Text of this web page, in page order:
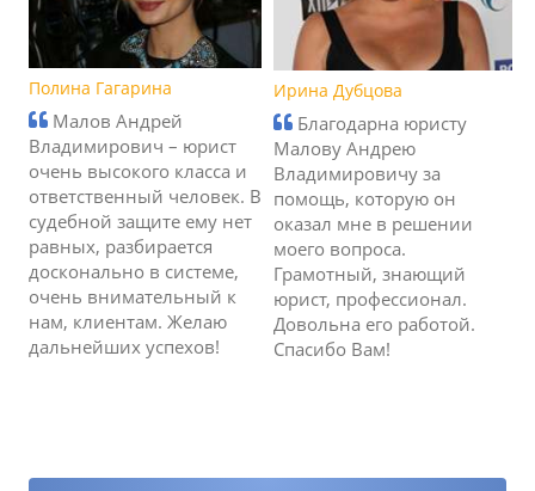
Полина Гагарина
Малов Андрей
Владимирович – юрист
очень высокого класса и
ответственный человек. В
судебной защите ему нет
равных, разбирается
досконально в системе,
очень внимательный к
нам, клиентам. Желаю
дальнейших успехов!
Ирина Дубцова
Благодарна юристу
Малову Андрею
Владимировичу за
помощь, которую он
оказал мне в решении
моего вопроса.
Грамотный, знающий
юрист, профессионал.
Довольна его работой.
Спасибо Вам!